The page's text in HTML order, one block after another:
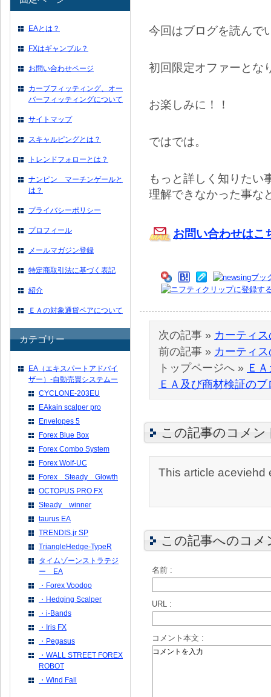
今回はブログを読んで
初回限定オファーとな
お楽しみに！！
ではでは。
もっと詳しく知りたい
理解できなかった事な
お問い合わせはこ
次の記事 » カーティ
前の記事 » カーティ
トップページへ » Ｅ
ＥＡ及び商材検証のブ
この記事のコメン
This article aceviehd
この記事へのコメ
名前 :
URL :
コメント本文 :
EAとは？
FXはギャンブル？
お問い合わせページ
カーブフィッティング、オー
バーフィッティングについて
サイトマップ
スキャルピングとは？
トレンドフォローとは？
ナンピン マーチンゲールと
は？
プライバシーポリシー
プロフィール
メールマガジン登録
特定商取引法に基づく表記
紹介
ＥＡの対象通貨ペアについて
カテゴリー
EA（エキスパートアドバイ
ザー）-自動売買システムー
CYCLONE-203EU
EAkain scalper pro
Envelopes 5
Forex Blue Box
Forex Combo System
Forex Wolf-UC
Forex Steady Glowth
OCTOPUS PRO FX
Steady winner
taurus EA
TRENDIS.jr SP
TriangleHedge-TypeR
タイムゾーンストラテジ
ー EA
・Forex Voodoo
・Hedging Scalper
・i-Bands
・Iris FX
・Pegasus
・WALL STREET FOREX
ROBOT
・Wind Fall